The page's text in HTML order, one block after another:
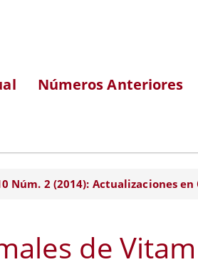
Números Anteriores
Núm. 2 (2014): Actualizaciones en
de